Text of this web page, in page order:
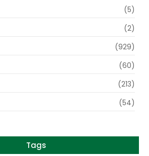
(5)
(2)
(929)
(60)
(213)
(54)
Tags